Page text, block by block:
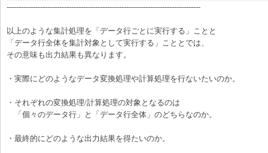
---------------------------------------------------------------------------------
以上のような集計処理を「データ行ごとに実行する」ことと
「データ行全体を集計対象として実行する」こととでは、
その意味も出力結果も異なります。
・実際にどのようなデータ変換処理や計算処理を行ないたいのか。
・それぞれの変換処理/計算処理の対象となるのは
「個々のデータ行」と「データ行全体」のどちらなのか。
・最終的にどのような出力結果を得たいのか。